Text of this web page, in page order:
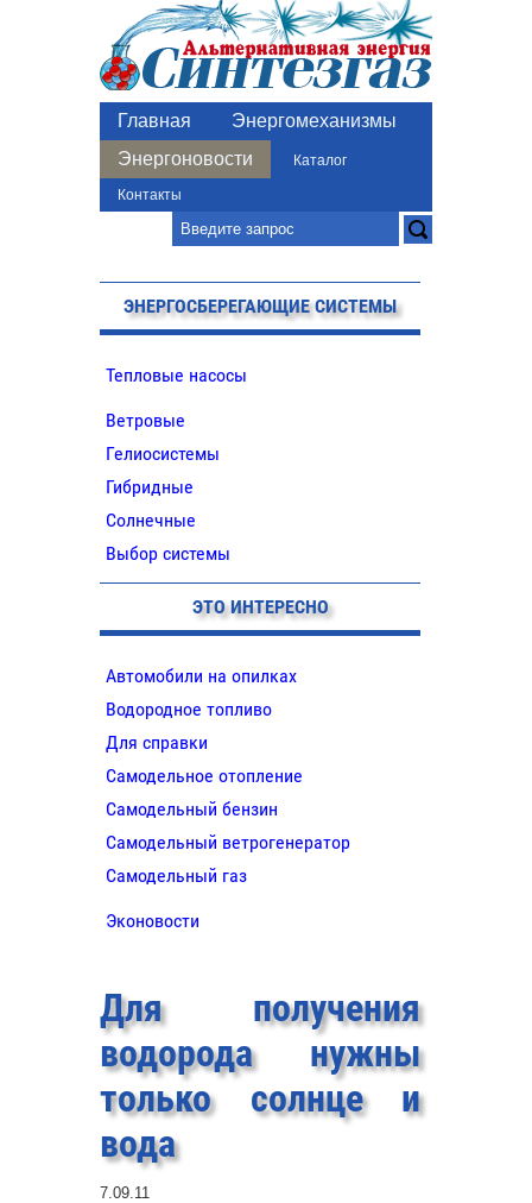
Главная
Энергомеханизмы
Энергоновости
Каталог
Контакты
ЭНЕРГОСБЕРЕГАЮЩИЕ СИСТЕМЫ
Тепловые насосы
Ветровые
Гелиосистемы
Гибридные
Солнечные
Выбор системы
ЭТО ИНТЕРЕСНО
Автомобили на опилках
Водородное топливо
Для справки
Самодельное отопление
Самодельный бензин
Самодельный ветрогенератор
Самодельный газ
Эконовости
Для получения
водорода нужны
только солнце и
вода
7.09.11